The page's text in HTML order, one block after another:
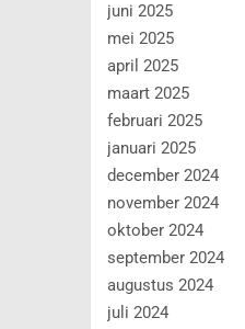
juni 2025
mei 2025
april 2025
maart 2025
februari 2025
januari 2025
december 2024
november 2024
oktober 2024
september 2024
augustus 2024
juli 2024